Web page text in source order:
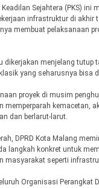
Sejahtera (PKS) ini
infrastruktur di
membuat pelaksanaan
dikerjakan menjelang
yang seharusnya bisa
proyek di musim
memperparah kemacetan,
dan berlarut-larut.
DPRD Kota Malang
langkah konkret untuk
masyarakat seperti
Organisasi Perangkat